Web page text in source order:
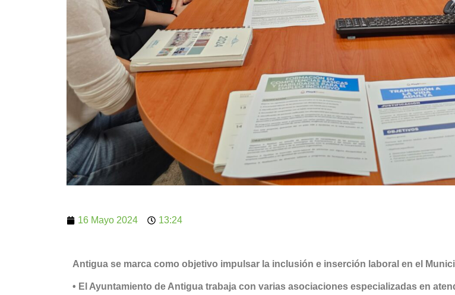
16 Mayo 2024 13:24
Antigua se marca como objetivo impulsar la inclusión e inserción laboral en el
• El Ayuntamiento de Antigua trabaja con varias asociaciones especializadas en